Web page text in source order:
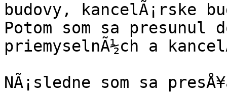
budovy, kancelÃ¡rske
Potom som sa presunul
priemyselnÃ½ch a
NÃ¡sledne som sa